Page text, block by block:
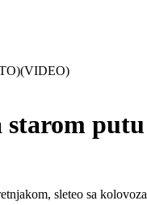
starom
sleteo sa